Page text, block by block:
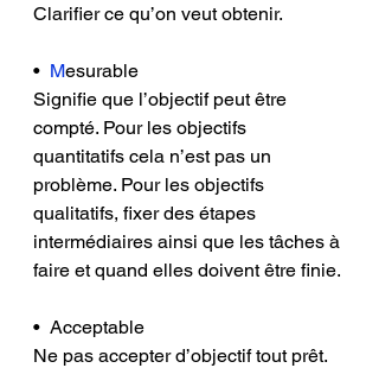
Clarifier ce qu’on veut obtenir.
• Mesurable
Signifie que l’objectif peut être
compté. Pour les objectifs
quantitatifs cela n’est pas un
problème. Pour les objectifs
qualitatifs, fixer des étapes
intermédiaires ainsi que les tâches à
faire et quand elles doivent être finie.
• Acceptable
Ne pas accepter d’objectif tout prêt.